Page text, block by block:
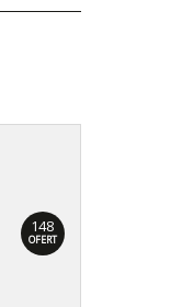
148
OFERT